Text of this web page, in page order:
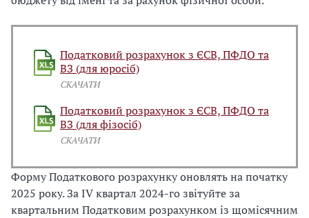
Податковий розрахунок з ЄСВ, ПФДО та
ВЗ (для юросіб)
СКАЧАТИ
Податковий розрахунок з ЄСВ, ПФДО та
ВЗ (для фізосіб)
СКАЧАТИ
Форму Податкового розрахунку оновлять на початку
2025 року. За IV квартал 2024-го звітуйте за
квартальним Податковим розрахунком із щомісячним